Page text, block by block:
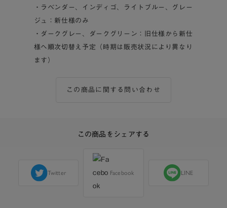
・ラベンダー、インディゴ、ライトブルー、グレー
ジュ：新仕様のみ
・ダークグレー、ダークグリーン：旧仕様から新仕
様へ順次切替え予定（時期は販売状況により異なり
ます）
この商品に関する問い合わせ
この商品をシェアする
Twitter Facebook LINE